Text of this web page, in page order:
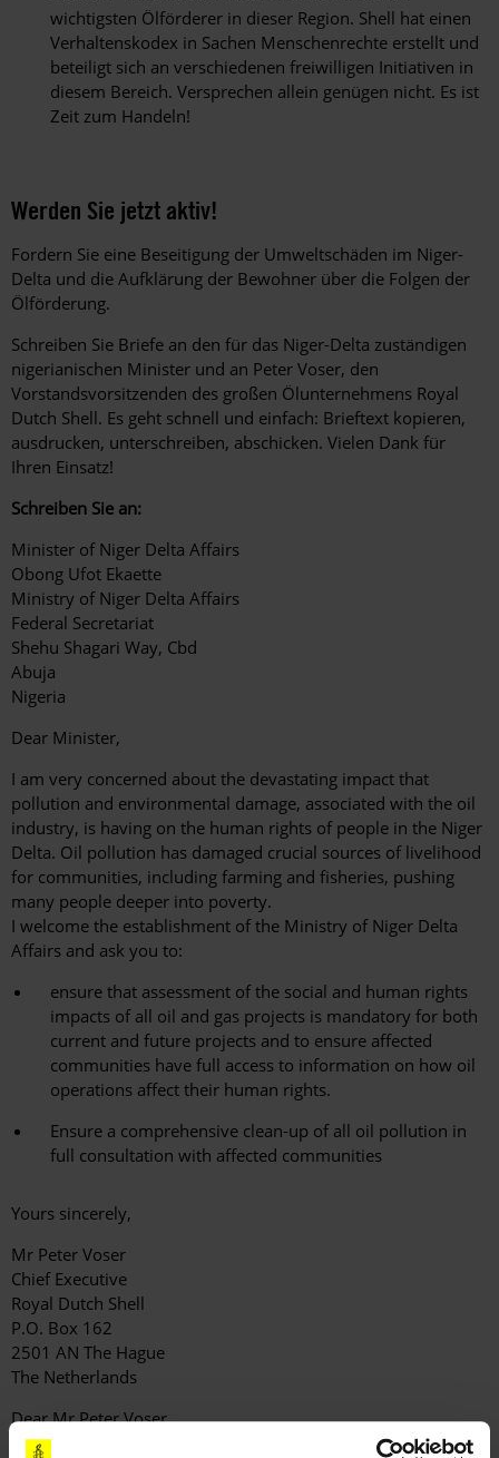
wichtigsten Ölförderer in dieser Region. Shell hat einen
Verhaltenskodex in Sachen Menschenrechte erstellt und
beteiligt sich an verschiedenen freiwilligen Initiativen in
diesem Bereich. Versprechen allein genügen nicht. Es ist
Zeit zum Handeln!
Werden Sie jetzt aktiv!
Fordern Sie eine Beseitigung der Umweltschäden im Niger-
Delta und die Aufklärung der Bewohner über die Folgen der
Ölförderung.
Schreiben Sie Briefe an den für das Niger-Delta zuständigen
nigerianischen Minister und an Peter Voser, den
Vorstandsvorsitzenden des großen Ölunternehmens Royal
Dutch Shell. Es geht schnell und einfach: Brieftext kopieren,
ausdrucken, unterschreiben, abschicken. Vielen Dank für
Ihren Einsatz!
Schreiben Sie an:
Minister of Niger Delta Affairs
Obong Ufot Ekaette
Ministry of Niger Delta Affairs
Federal Secretariat
Shehu Shagari Way, Cbd
Abuja
Nigeria
Dear Minister,
I am very concerned about the devastating impact that
pollution and environmental damage, associated with the oil
industry, is having on the human rights of people in the Niger
Delta. Oil pollution has damaged crucial sources of livelihood
for communities, including farming and fisheries, pushing
many people deeper into poverty.
I welcome the establishment of the Ministry of Niger Delta
Affairs and ask you to:
ensure that assessment of the social and human rights
impacts of all oil and gas projects is mandatory for both
current and future projects and to ensure affected
communities have full access to information on how oil
operations affect their human rights.
Ensure a comprehensive clean-up of all oil pollution in
full consultation with affected communities
Yours sincerely,
Mr Peter Voser
Chief Executive
Royal Dutch Shell
P.O. Box 162
2501 AN The Hague
The Netherlands
Dear Mr Peter Voser,